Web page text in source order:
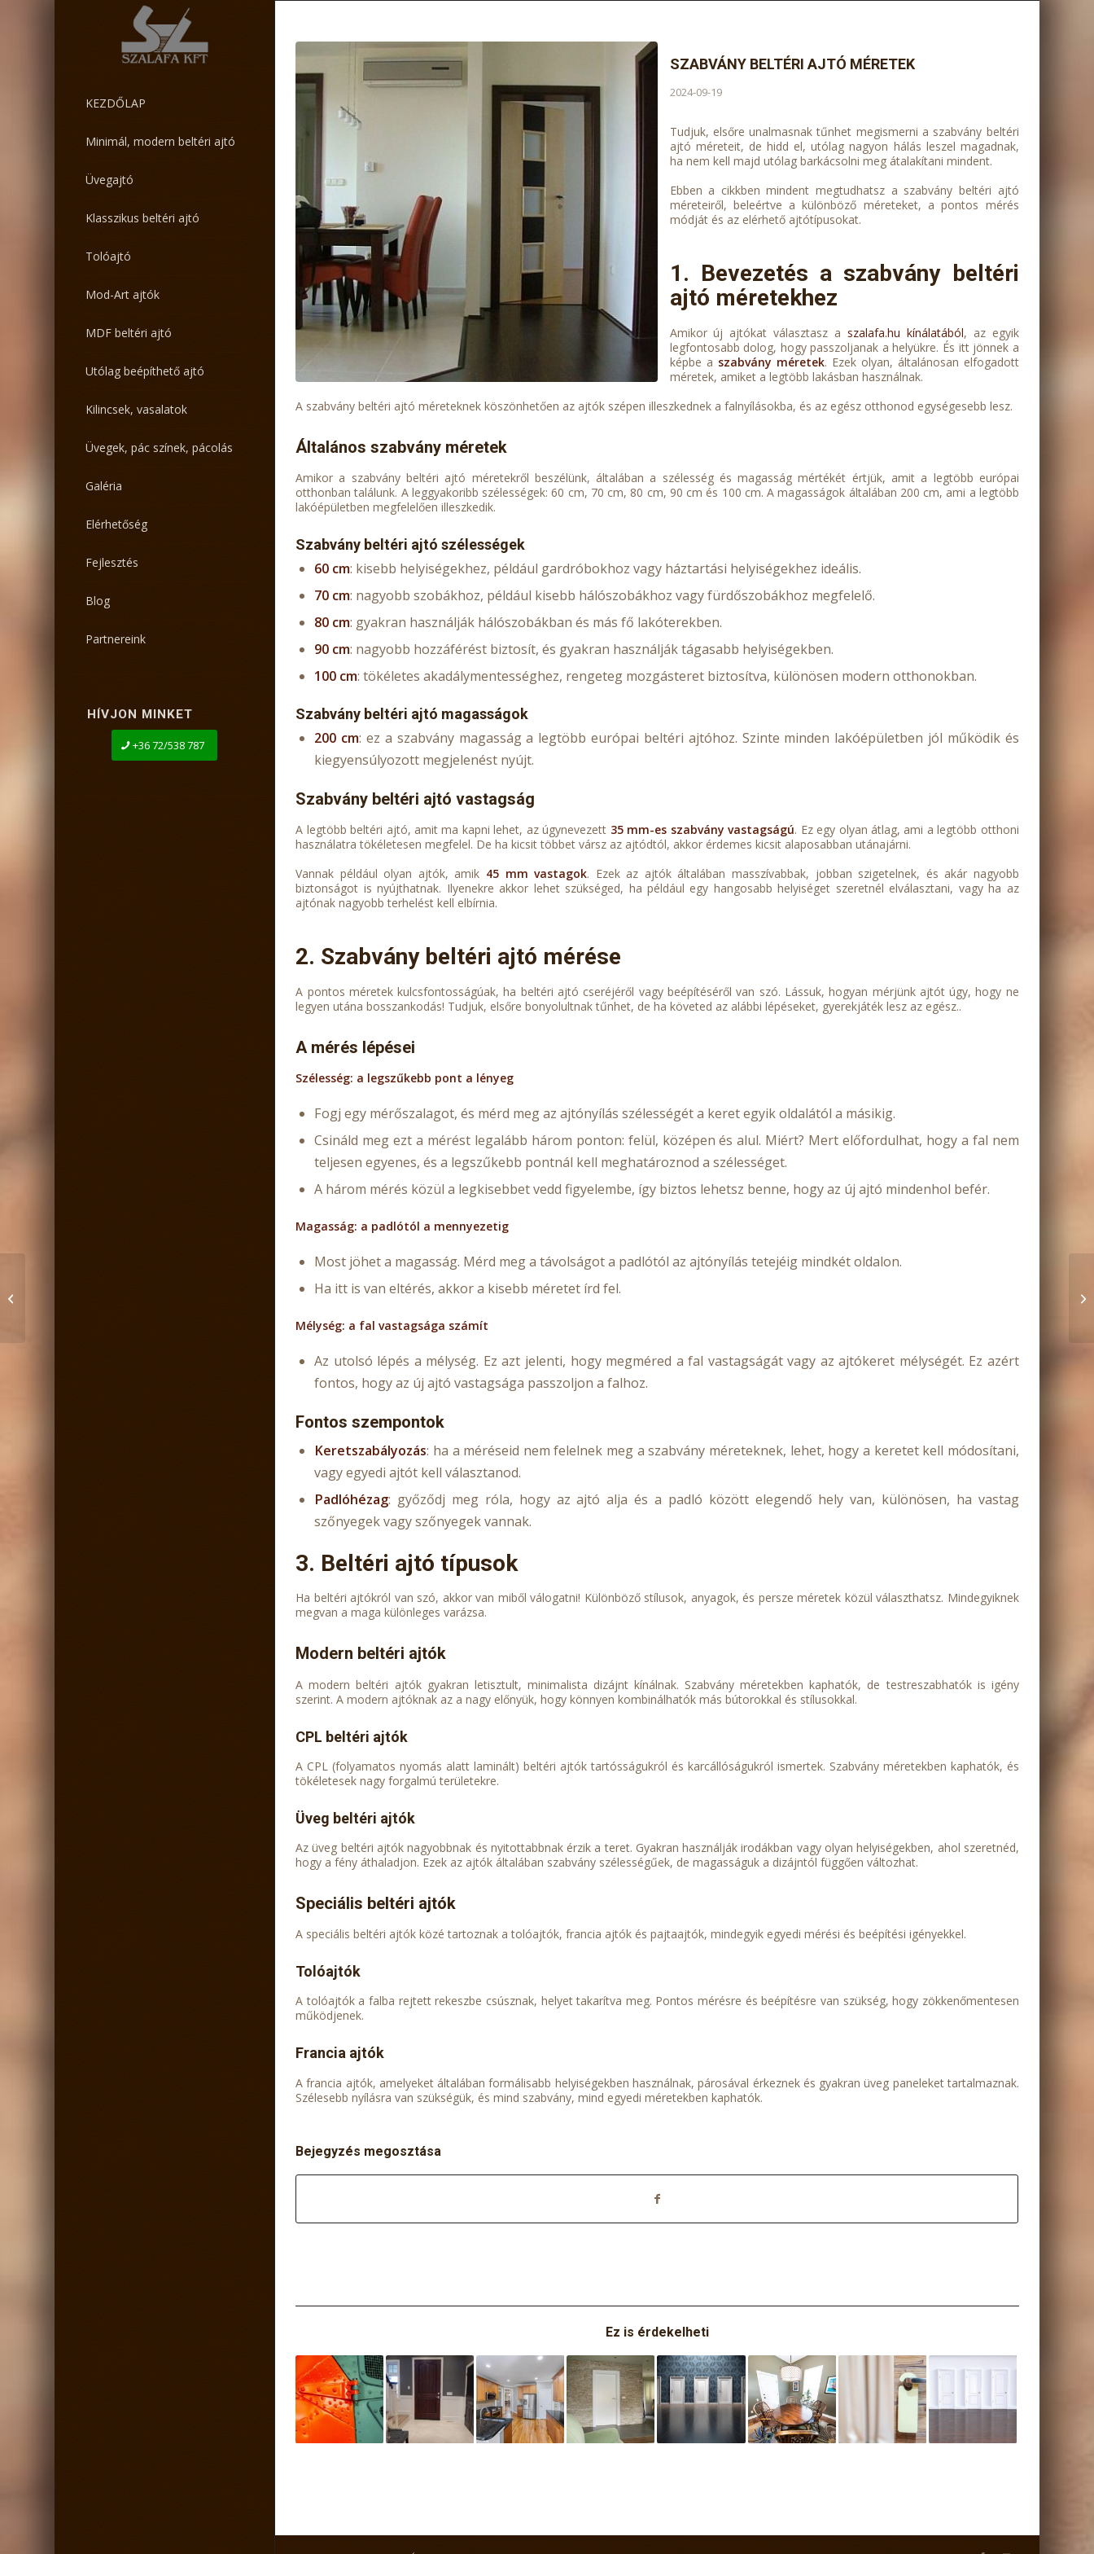
KEZDŐLAP
Minimál, modern beltéri ajtó
Üvegajtó
Klasszikus beltéri ajtó
Tolóajtó
Mod-Art ajtók
MDF beltéri ajtó
Utólag beépíthető ajtó
Kilincsek, vasalatok
Üvegek, pác színek, pácolás
Galéria
Elérhetőség
Fejlesztés
Blog
Partnereink
HÍVJON MINKET
+36 72/538 787
SZABVÁNY BELTÉRI AJTÓ MÉRETEK
2024-09-19
Tudjuk, elsőre unalmasnak tűnhet megismerni a szabvány beltéri
ajtó méreteit, de hidd el, utólag nagyon hálás leszel magadnak,
ha nem kell majd utólag barkácsolni meg átalakítani mindent.
Ebben a cikkben mindent megtudhatsz a szabvány beltéri ajtó
méreteiről, beleértve a különböző méreteket, a pontos mérés
módját és az elérhető ajtótípusokat.
1. Bevezetés a szabvány beltéri
ajtó méretekhez
Amikor új ajtókat választasz aszalafa.hu kínálatából, az egyik
legfontosabb dolog, hogy passzoljanak a helyükre. És itt jönnek a
képbe a szabvány méretek. Ezek olyan, általánosan elfogadott
méretek, amiket a legtöbb lakásban használnak.
A szabvány beltéri ajtó méreteknek köszönhetően az ajtók szépen illeszkednek a falnyílásokba, és az egész otthonod egységesebb lesz.
Általános szabvány méretek
Amikor a szabvány beltéri ajtó méretekről beszélünk, általában a szélesség és magasság mértékét értjük, amit a legtöbb európai
otthonban találunk. A leggyakoribb szélességek: 60 cm, 70 cm, 80 cm, 90 cm és 100 cm. A magasságok általában 200 cm, ami a legtöbb
lakóépületben megfelelően illeszkedik.
Szabvány beltéri ajtó szélességek
60 cm: kisebb helyiségekhez, például gardróbokhoz vagy háztartási helyiségekhez ideális.
70 cm: nagyobb szobákhoz, például kisebb hálószobákhoz vagy fürdőszobákhoz megfelelő.
80 cm: gyakran használják hálószobákban és más fő lakóterekben.
90 cm: nagyobb hozzáférést biztosít, és gyakran használják tágasabb helyiségekben.
100 cm: tökéletes akadálymentességhez, rengeteg mozgásteret biztosítva, különösen modern otthonokban.
Szabvány beltéri ajtó magasságok
200 cm: ez a szabvány magasság a legtöbb európai beltéri ajtóhoz. Szinte minden lakóépületben jól működik és
kiegyensúlyozott megjelenést nyújt.
Szabvány beltéri ajtó vastagság
A legtöbb beltéri ajtó, amit ma kapni lehet, az úgynevezett 35 mm-es szabvány vastagságú. Ez egy olyan átlag, ami a legtöbb otthoni
használatra tökéletesen megfelel. De ha kicsit többet vársz az ajtódtól, akkor érdemes kicsit alaposabban utánajárni.
Vannak például olyan ajtók, amik 45 mm vastagok. Ezek az ajtók általában masszívabbak, jobban szigetelnek, és akár nagyobb
biztonságot is nyújthatnak. Ilyenekre akkor lehet szükséged, ha például egy hangosabb helyiséget szeretnél elválasztani, vagy ha az
ajtónak nagyobb terhelést kell elbírnia.
2. Szabvány beltéri ajtó mérése
A pontos méretek kulcsfontosságúak, ha beltéri ajtó cseréjéről vagy beépítéséről van szó. Lássuk, hogyan mérjünk ajtót úgy, hogy ne
legyen utána bosszankodás! Tudjuk, elsőre bonyolultnak tűnhet, de ha követed az alábbi lépéseket, gyerekjáték lesz az egész..
A mérés lépései
Szélesség: a legszűkebb pont a lényeg
Fogj egy mérőszalagot, és mérd meg az ajtónyílás szélességét a keret egyik oldalától a másikig.
Csináld meg ezt a mérést legalább három ponton: felül, középen és alul. Miért? Mert előfordulhat, hogy a fal nem
teljesen egyenes, és a legszűkebb pontnál kell meghatároznod a szélességet.
A három mérés közül a legkisebbet vedd figyelembe, így biztos lehetsz benne, hogy az új ajtó mindenhol befér.
Magasság: a padlótól a mennyezetig
Most jöhet a magasság. Mérd meg a távolságot a padlótól az ajtónyílás tetejéig mindkét oldalon.
Ha itt is van eltérés, akkor a kisebb méretet írd fel.
Mélység: a fal vastagsága számít
Az utolsó lépés a mélység. Ez azt jelenti, hogy megméred a fal vastagságát vagy az ajtókeret mélységét. Ez azért
fontos, hogy az új ajtó vastagsága passzoljon a falhoz.
Fontos szempontok
Keretszabályozás: ha a méréseid nem felelnek meg a szabvány méreteknek, lehet, hogy a keretet kell módosítani,
vagy egyedi ajtót kell választanod.
Padlóhézag: győződj meg róla, hogy az ajtó alja és a padló között elegendő hely van, különösen, ha vastag
szőnyegek vagy szőnyegek vannak.
3. Beltéri ajtó típusok
Ha beltéri ajtókról van szó, akkor van miből válogatni! Különböző stílusok, anyagok, és persze méretek közül választhatsz. Mindegyiknek
megvan a maga különleges varázsa.
Modern beltéri ajtók
A modern beltéri ajtók gyakran letisztult, minimalista dizájnt kínálnak. Szabvány méretekben kaphatók, de testreszabhatók is igény
szerint. A modern ajtóknak az a nagy előnyük, hogy könnyen kombinálhatók más bútorokkal és stílusokkal.
CPL beltéri ajtók
A CPL (folyamatos nyomás alatt laminált) beltéri ajtók tartósságukról és karcállóságukról ismertek. Szabvány méretekben kaphatók, és
tökéletesek nagy forgalmú területekre.
Üveg beltéri ajtók
Az üveg beltéri ajtók nagyobbnak és nyitottabbnak érzik a teret. Gyakran használják irodákban vagy olyan helyiségekben, ahol szeretnéd,
hogy a fény áthaladjon. Ezek az ajtók általában szabvány szélességűek, de magasságuk a dizájntól függően változhat.
Speciális beltéri ajtók
A speciális beltéri ajtók közé tartoznak a tolóajtók, francia ajtók és pajtaajtók, mindegyik egyedi mérési és beépítési igényekkel.
Tolóajtók
A tolóajtók a falba rejtett rekeszbe csúsznak, helyet takarítva meg. Pontos mérésre és beépítésre van szükség, hogy zökkenőmentesen
működjenek.
Francia ajtók
A francia ajtók, amelyeket általában formálisabb helyiségekben használnak, párosával érkeznek és gyakran üveg paneleket tartalmaznak.
Szélesebb nyílásra van szükségük, és mind szabvány, mind egyedi méretekben kaphatók.
Bejegyzés megosztása
Ez is érdekelheti